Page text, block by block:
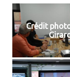
Crédit